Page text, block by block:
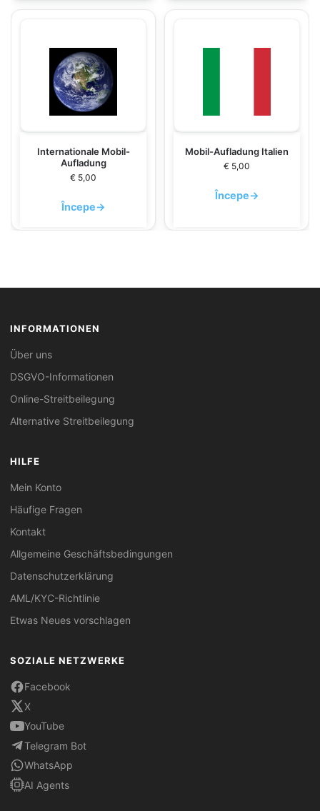
Internationale Mobil-
Aufladung
€ 5,00
Începe→
Mobil-Aufladung Italien
€ 5,00
Începe→
INFORMATIONEN
Über uns
DSGVO-Informationen
Online-Streitbeilegung
Alternative Streitbeilegung
HILFE
Mein Konto
Häufige Fragen
Kontakt
Allgemeine Geschäftsbedingungen
Datenschutzerklärung
AML/KYC-Richtlinie
Etwas Neues vorschlagen
SOZIALE NETZWERKE
Facebook
X
YouTube
Telegram Bot
WhatsApp
AI Agents